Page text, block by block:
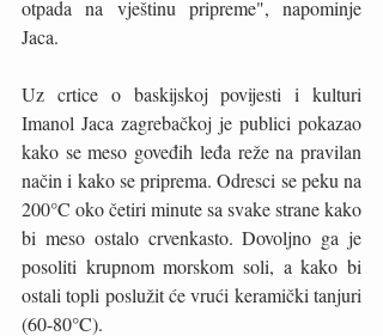
otpada na vještinu pripreme", napominje
Jaca.
Uz crtice o baskijskoj povijesti i kulturi
Imanol Jaca zagrebačkoj je publici pokazao
kako se meso goveđih leđa reže na pravilan
način i kako se priprema. Odresci se peku na
200°C oko četiri minute sa svake strane kako
bi meso ostalo crvenkasto. Dovoljno ga je
posoliti krupnom morskom soli, a kako bi
ostali topli poslužit će vrući keramički tanjuri
(60-80°C).